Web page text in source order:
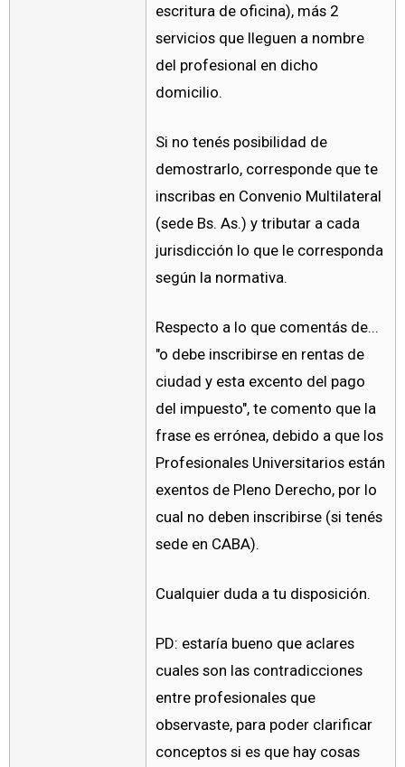
escritura de oficina), más 2
servicios que lleguen a nombre
del profesional en dicho
domicilio.
Si no tenés posibilidad de
demostrarlo, corresponde que te
inscribas en Convenio Multilateral
(sede Bs. As.) y tributar a cada
jurisdicción lo que le corresponda
según la normativa.
Respecto a lo que comentás de...
"o debe inscribirse en rentas de
ciudad y esta excento del pago
del impuesto", te comento que la
frase es errónea, debido a que los
Profesionales Universitarios están
exentos de Pleno Derecho, por lo
cual no deben inscribirse (si tenés
sede en CABA).
Cualquier duda a tu disposición.
PD: estaría bueno que aclares
cuales son las contradicciones
entre profesionales que
observaste, para poder clarificar
conceptos si es que hay cosas